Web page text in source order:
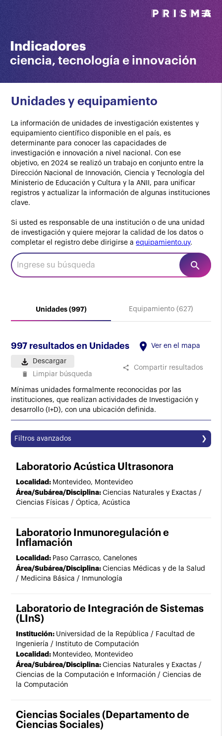
menu
Indicadores
ciencia, tecnología e innovación
Unidades y equipamiento
La información de unidades de investigación existentes y
equipamiento científico disponible en el país, es
determinante para conocer las capacidades de
investigación e innovación a nivel nacional. Con ese
objetivo, en 2024 se realizó un trabajo en conjunto entre la
Dirección Nacional de Innovación, Ciencia y Tecnología del
Ministerio de Educación y Cultura y la ANII, para unificar
registros y actualizar la información de algunas instituciones
clave.
Si usted es responsable de una institución o de una unidad
de investigación y quiere mejorar la calidad de los datos o
completar el registro debe dirigirse aequipamiento.uy.
search
Unidades (997) Equipamiento (627)
997 resultados en Unidades location_on Ver en el mapa
Descargar
delete Limpiar búsqueda
share Compartir resultados
Mínimas unidades formalmente reconocidas por las
instituciones, que realizan actividades de Investigación y
desarrollo (I+D), con una ubicación definida.
Filtros avanzados
Institución nivel 1
Departamento
Presta servicio a terceros
Laboratorio Acústica Ultrasonora
Localidad: Montevideo, Montevideo
Área/Subárea/Disciplina:Ciencias Naturales y Exactas /
Ciencias Físicas / Óptica, Acústica
Laboratorio Inmunoregulación e
Inflamación
Localidad: Paso Carrasco, Canelones
Área/Subárea/Disciplina:Ciencias Médicas y de la Salud
/ Medicina Básica / Inmunología
Laboratorio de Integración de Sistemas
(LInS)
Institución: Universidad de la República / Facultad de
Ingeniería / Instituto de Computación
Localidad: Montevideo, Montevideo
Área/Subárea/Disciplina:Ciencias Naturales y Exactas /
Ciencias de la Computación e Información / Ciencias de
la Computación
Ciencias Sociales (Departamento de
Ciencias Sociales)